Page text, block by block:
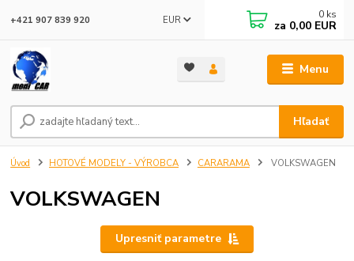
Menu
EUR
Hľadať
+421 907 839 920 0 ks
za 0,00 EUR
Úvod HOTOVÉ MODELY - VÝROBCA CARARAMA VOLKSWAGEN
VOLKSWAGEN
Upresniť parametre